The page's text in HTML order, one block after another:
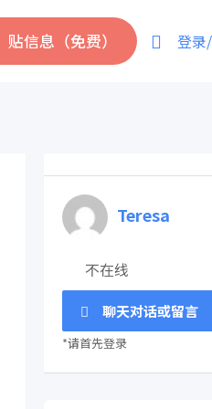
贴信息（免费） 登录
Teresa
不在线
聊天对话或留言
*请首先登录